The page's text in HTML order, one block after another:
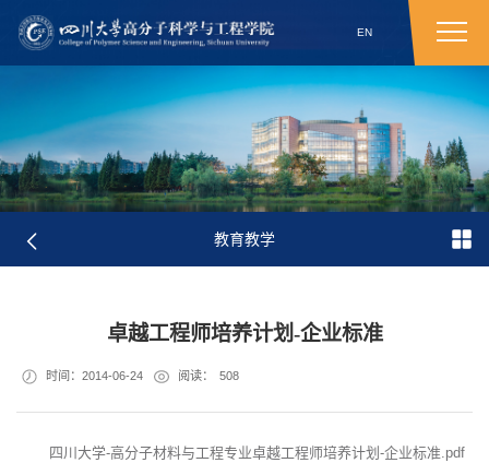
EN
教育教学
卓越工程师培养计划-企业标准
时间：2014-06-24 阅读： 508
四川大学-高分子材料与工程专业卓越工程师培养计划-企业标准.pdf